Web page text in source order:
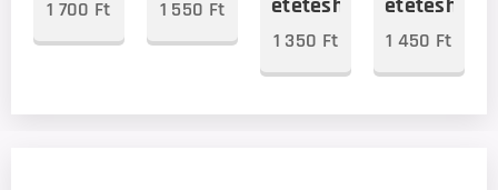
1 700 Ft 1 550 Ft
1 350 Ft 1 450 Ft